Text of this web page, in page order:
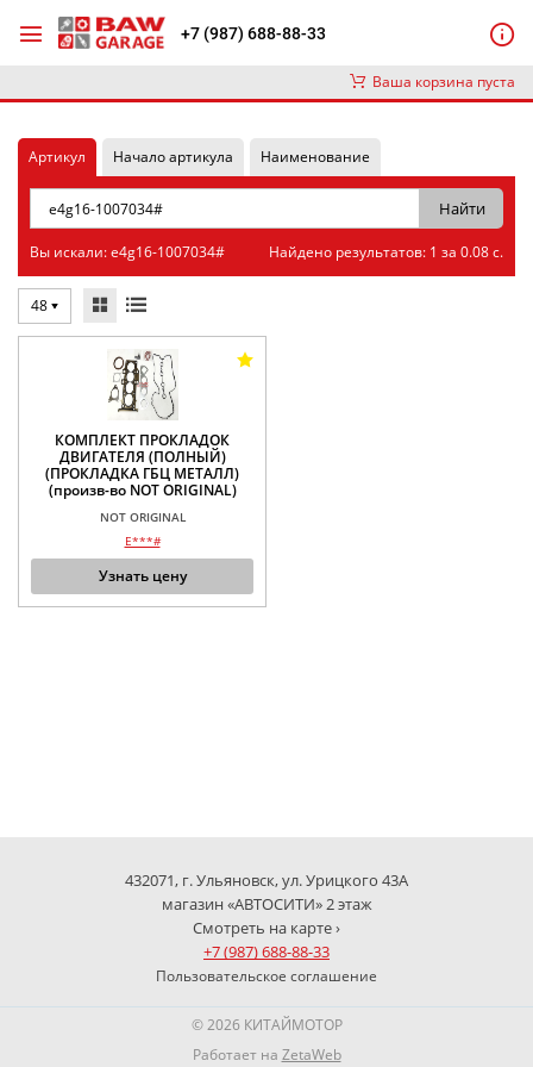
+7 (987) 688-88-33
Ваша корзина пуста
Артикул Начало артикула Наименование
Вы искали: e4g16-1007034# Найдено результатов: 1 за 0.08 с.
48
КОМПЛЕКТ ПРОКЛАДОК
ДВИГАТЕЛЯ (ПОЛНЫЙ)
(ПРОКЛАДКА ГБЦ МЕТАЛЛ)
(произв-во NOT ORIGINAL)
NOT ORIGINAL
E***#
Узнать цену
432071, г. Ульяновск, ул. Урицкого 43А
магазин «АВТОСИТИ» 2 этаж
Смотреть на карте ›
+7 (987) 688-88-33
Пользовательское соглашение
© 2026 КИТАЙМОТОР
Работает на ZetaWeb